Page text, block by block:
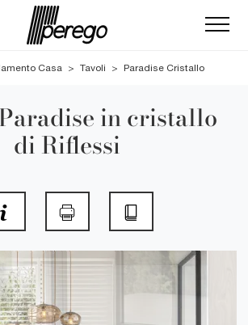
Casa > Tavoli > Paradise Cristallo
in cristallo
di Riflessi